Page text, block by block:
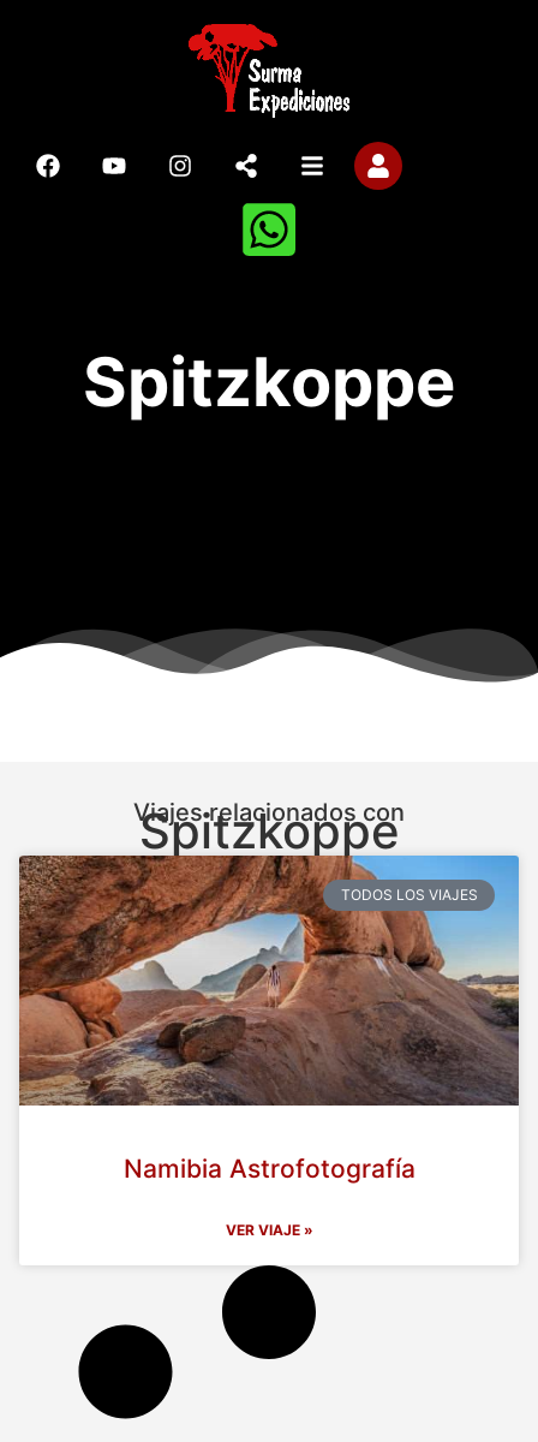
Spitzkoppe
Viajes relacionados con
Spitzkoppe
TODOS LOS VIAJES
Namibia Astrofotografía
VER VIAJE »